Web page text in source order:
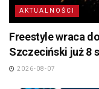
AKTUALNOŚCI
Freestyle wraca
Szczeciński już 8
2026-08-07